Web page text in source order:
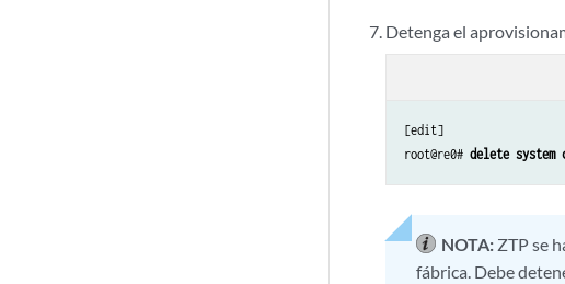
Detenga el
[edit]
root@re0# delete system
NOTA: ZTP se
fábrica. Debe